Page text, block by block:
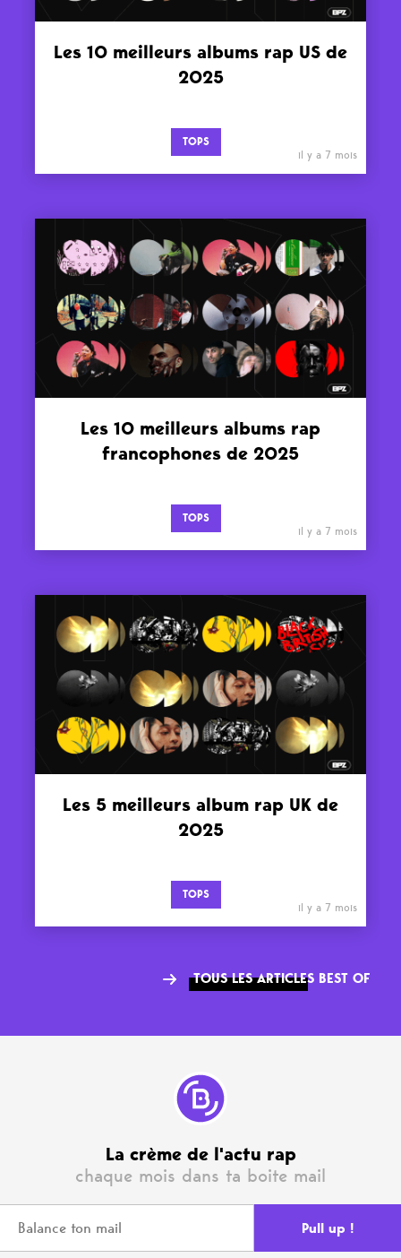
Les 10 meilleurs albums rap US de
2025
TOPS
il y a 7 mois
Les 10 meilleurs albums rap
francophones de 2025
TOPS
il y a 7 mois
Les 5 meilleurs album rap UK de
2025
TOPS
il y a 7 mois
TOUS LES ARTICLES BEST OF
La crème de l'actu rap
chaque mois dans ta boite mail